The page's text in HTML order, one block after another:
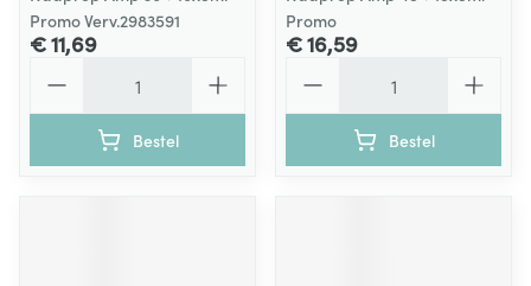
Promo Verv.2983591
€ 11,69
Bestel
Promo
€ 16,59
Bestel